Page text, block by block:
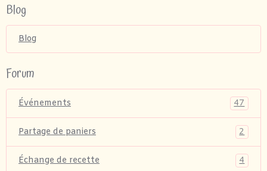
Blog
Blog
Forum
Événements 47
Partage de paniers 2
Échange de recette 4